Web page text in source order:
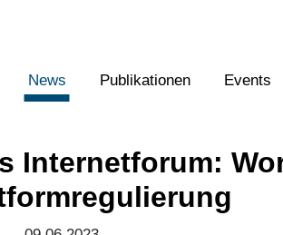
News Publikationen Events
Internetforum: